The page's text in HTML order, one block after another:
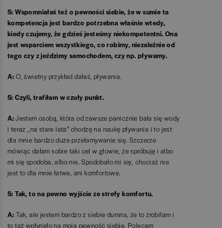
S: Wspomniałaś też o pewności siebie, że w sumie ta
kompetencja jest bardzo potrzebna właśnie wtedy,
kiedy czujemy, że gdzieś jesteśmy niekompetentni. Ona
jest wsparciem wszystkiego, co robimy, niezależnie od
tego czy z jeździmy samochodem, czy np. pływamy.
A: O, świetny przykład dałaś, pływania.
S: Czyli, trafiłam w czuły punkt.
A:Jestem osobą, która od zawsze panicznie bała się wody
i teraz „na stare lata” chodzę na naukę pływania i to jest
dla mnie bardzo duże przełamywanie się. Szczerze
mówiąc dałam sobie taki cel w głowie, że spróbuję i albo
mi się spodoba, albo nie. Spodobało mi się, chociaż nie
jest to dla mnie łatwe, ani komfortowe.
S: Tak, to na pewno wyjście ze strefy komfortu.
A: Tak, ale jestem bardzo z siebie dumna, że to zrobiłam i
to też wpłynęło na moją pewność siebie. Polecam